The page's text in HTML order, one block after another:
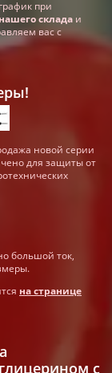
при
склада и
вас с
новой серии
для защиты от
большой ток,
на странице
с